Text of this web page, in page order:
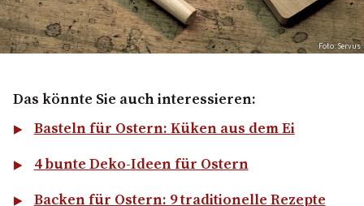
Foto: Servus
Das könnte Sie auch interessieren:
Basteln für Ostern: Küken aus dem Ei
4 bunte Deko-Ideen für Ostern
Backen für Ostern: 9 traditionelle Rezepte